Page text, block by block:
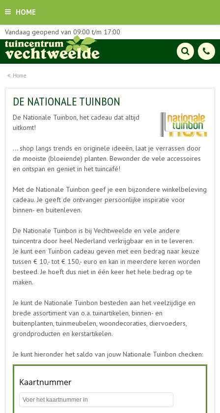
HOME
Home
Vandaag geopend van 09:00 t/m 17:00
DE NATIONALE TUINBON
De Nationale Tuinbon, het cadeau dat altijd
uitkomt!
... shop langs trends en originele ideeën, laat je verrassen door
de mooiste (bloeiende) planten. Bewonder de vele accessoires
en ontspan en geniet in het tuincafé!
Met de Nationale Tuinbon geef je een bijzondere winkelbeleving
cadeau. Je geeft de ontvanger persoonlijke inspiratie voor
binnen- en buitenleven.
De Nationale Tuinbon is bij Vechtweelde en vele andere
tuincentra door heel Nederland verkrijgbaar en in te leveren.
Je kunt een Tuinbon cadeau geven met een bedrag naar keuze
tussen € 10,- tot € 150,- euro en kan in meerdere keren worden
besteed. Je hoeft dus niet in één keer het hele bedrag op te
maken.
Je kunt de Nationale Tuinbon besteden aan het veelzijdige en
brede assortiment van o.a. tuinartikelen, binnen- en
buitenplanten, tuinmeubelen, woondecoraties, diervoeders,
grondproducten en kerstartikelen.
Je kunt hieronder het saldo van jouw Nationale Tuinbon checken: